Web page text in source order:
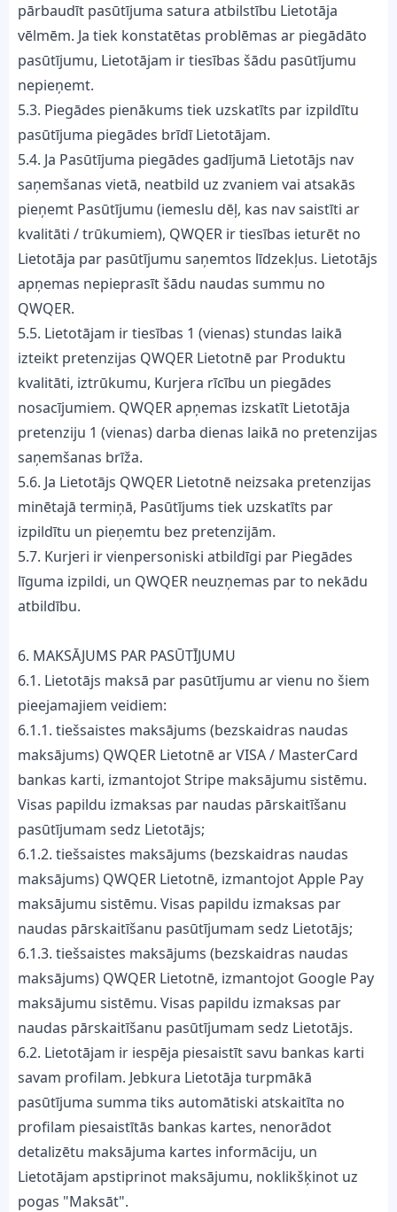
pārbaudīt pasūtījuma satura atbilstību Lietotāja
vēlmēm. Ja tiek konstatētas problēmas ar piegādāto
pasūtījumu, Lietotājam ir tiesības šādu pasūtījumu
nepieņemt.
5.3. Piegādes pienākums tiek uzskatīts par izpildītu
pasūtījuma piegādes brīdī Lietotājam.
5.4. Ja Pasūtījuma piegādes gadījumā Lietotājs nav
saņemšanas vietā, neatbild uz zvaniem vai atsakās
pieņemt Pasūtījumu (iemeslu dēļ, kas nav saistīti ar
kvalitāti / trūkumiem), QWQER ir tiesības ieturēt no
Lietotāja par pasūtījumu saņemtos līdzekļus. Lietotājs
apņemas nepieprasīt šādu naudas summu no
QWQER.
5.5. Lietotājam ir tiesības 1 (vienas) stundas laikā
izteikt pretenzijas QWQER Lietotnē par Produktu
kvalitāti, iztrūkumu, Kurjera rīcību un piegādes
nosacījumiem. QWQER apņemas izskatīt Lietotāja
pretenziju 1 (vienas) darba dienas laikā no pretenzijas
saņemšanas brīža.
5.6. Ja Lietotājs QWQER Lietotnē neizsaka pretenzijas
minētajā termiņā, Pasūtījums tiek uzskatīts par
izpildītu un pieņemtu bez pretenzijām.
5.7. Kurjeri ir vienpersoniski atbildīgi par Piegādes
līguma izpildi, un QWQER neuzņemas par to nekādu
atbildību.
6. MAKSĀJUMS PAR PASŪTĪJUMU
6.1. Lietotājs maksā par pasūtījumu ar vienu no šiem
pieejamajiem veidiem:
6.1.1. tiešsaistes maksājums (bezskaidras naudas
maksājums) QWQER Lietotnē ar VISA / MasterCard
bankas karti, izmantojot Stripe maksājumu sistēmu.
Visas papildu izmaksas par naudas pārskaitīšanu
pasūtījumam sedz Lietotājs;
6.1.2. tiešsaistes maksājums (bezskaidras naudas
maksājums) QWQER Lietotnē, izmantojot Apple Pay
maksājumu sistēmu. Visas papildu izmaksas par
naudas pārskaitīšanu pasūtījumam sedz Lietotājs;
6.1.3. tiešsaistes maksājums (bezskaidras naudas
maksājums) QWQER Lietotnē, izmantojot Google Pay
maksājumu sistēmu. Visas papildu izmaksas par
naudas pārskaitīšanu pasūtījumam sedz Lietotājs.
6.2. Lietotājam ir iespēja piesaistīt savu bankas karti
savam profilam. Jebkura Lietotāja turpmākā
pasūtījuma summa tiks automātiski atskaitīta no
profilam piesaistītās bankas kartes, nenorādot
detalizētu maksājuma kartes informāciju, un
Lietotājam apstiprinot maksājumu, noklikšķinot uz
pogas "Maksāt".